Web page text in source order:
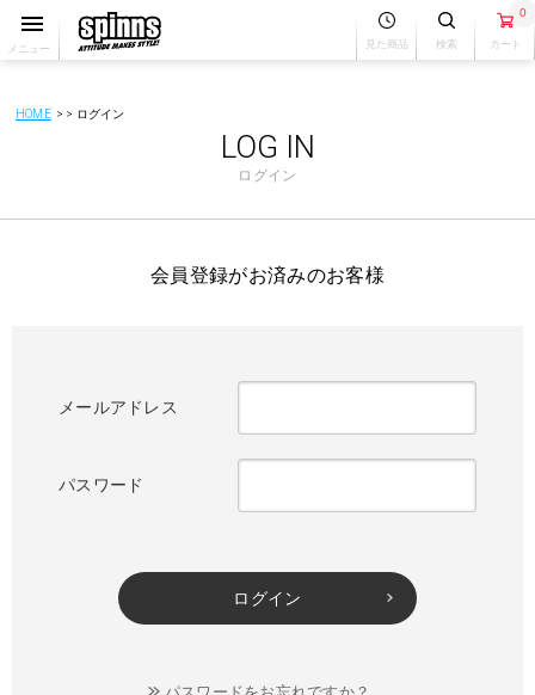
メニュー 見た商品 検索
0
カート
HOME ログイン
LOG IN
ログイン
会員登録がお済みのお客様
メールアドレス
パスワード
ログイン